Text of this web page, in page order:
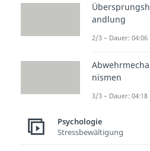
Übersprungsh
andlung
2/3 – Dauer: 04:06
Abwehrmecha
nismen
3/3 – Dauer: 04:18
Psychologie
Stressbewältigung